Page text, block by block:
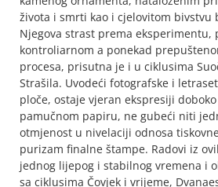
života i smrti kao i cjelovitom bivstvu
Njegova strast prema eksperimentu,
kontroliarnom a ponekad
procesa, prisutna je i u ciklusima
Strašila. Uvodeći fotografske i
ploče, ostaje vjeran ekspresiji
pamučnom papiru, ne gubeći niti
otmjenost u nivelaciji odnosa
purizam finalne štampe. Radovi iz
jednog lijepog i stabilnog vremena i
sa ciklusima Čovjek i vrijeme,